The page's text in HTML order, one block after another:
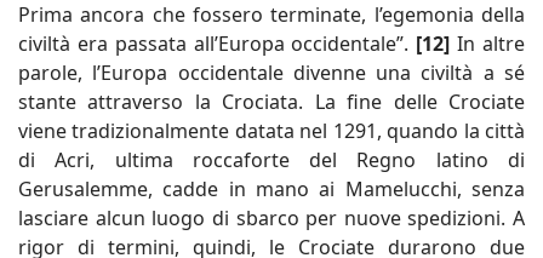
Prima ancora che fossero terminate, l’egemonia della
civiltà era passata all’Europa occidentale”. [12] In altre
parole, l’Europa occidentale divenne una civiltà a sé
stante attraverso la Crociata. La fine delle Crociate
viene tradizionalmente datata nel 1291, quando la città
di Acri, ultima roccaforte del Regno latino di
Gerusalemme, cadde in mano ai Mamelucchi, senza
lasciare alcun luogo di sbarco per nuove spedizioni. A
rigor di termini, quindi, le Crociate durarono due